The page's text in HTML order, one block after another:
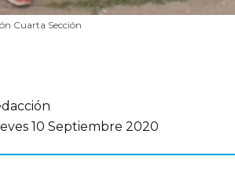
Cuarta Sección
10 Septiembre 2020